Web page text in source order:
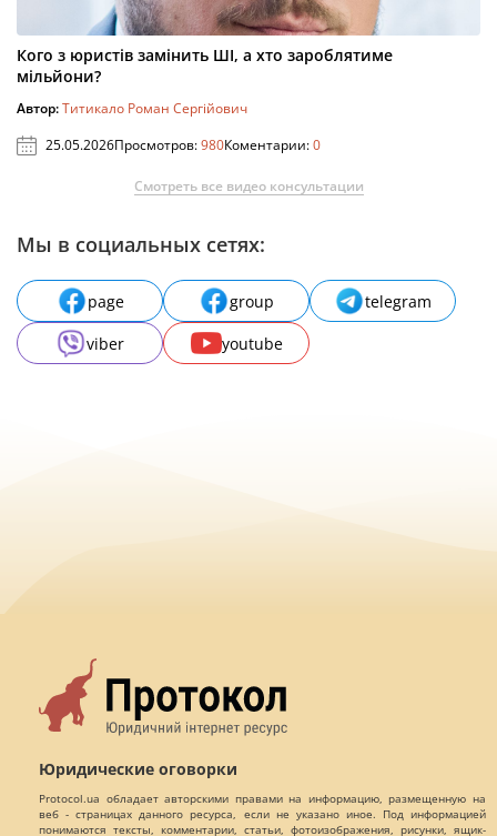
Кого з юристів замінить ШІ, а хто зароблятиме
мільйони?
Автор:Титикало Роман Сергійович
25.05.2026Просмотров:980Коментарии:0
Смотреть все видео консультации
Мы в социальных сетях:
page group
telegram
viber
youtube
Юридические оговорки
Protocol.ua обладает авторскими правами на информацию, размещенную на
веб - страницах данного ресурса, если не указано иное. Под информацией
понимаются тексты, комментарии, статьи, фотоизображения, рисунки, ящик-